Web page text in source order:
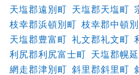
天塩郡遠別町 天塩郡天塩町
枝幸郡浜頓別町 枝幸郡中頓
天塩郡豊富町 礼文郡礼文町
利尻郡利尻富士町 天塩郡幌
網走郡津別町 斜里郡斜里町